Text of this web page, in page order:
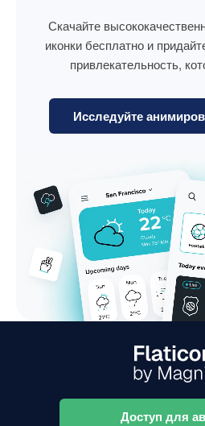
Скачайте
иконки бесплатно и
привлекательность,
Исследуйте
Доступ для